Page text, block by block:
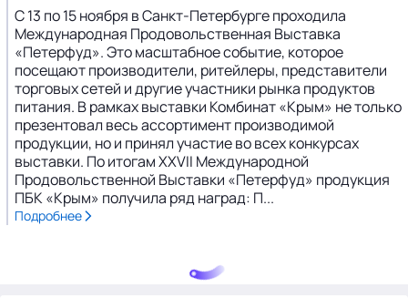
С 13 по 15 ноября в Санкт-Петербурге проходила
Международная Продовольственная Выставка
«Петерфуд». Это масштабное событие, которое
посещают производители, ритейлеры, представители
торговых сетей и другие участники рынка продуктов
питания. В рамках выставки Комбинат «Крым» не только
презентовал весь ассортимент производимой
продукции, но и принял участие во всех конкурсах
выставки. По итогам XXVII Международной
Продовольственной Выставки «Петерфуд» продукция
ПБК «Крым» получила ряд наград: П...
Подробнее